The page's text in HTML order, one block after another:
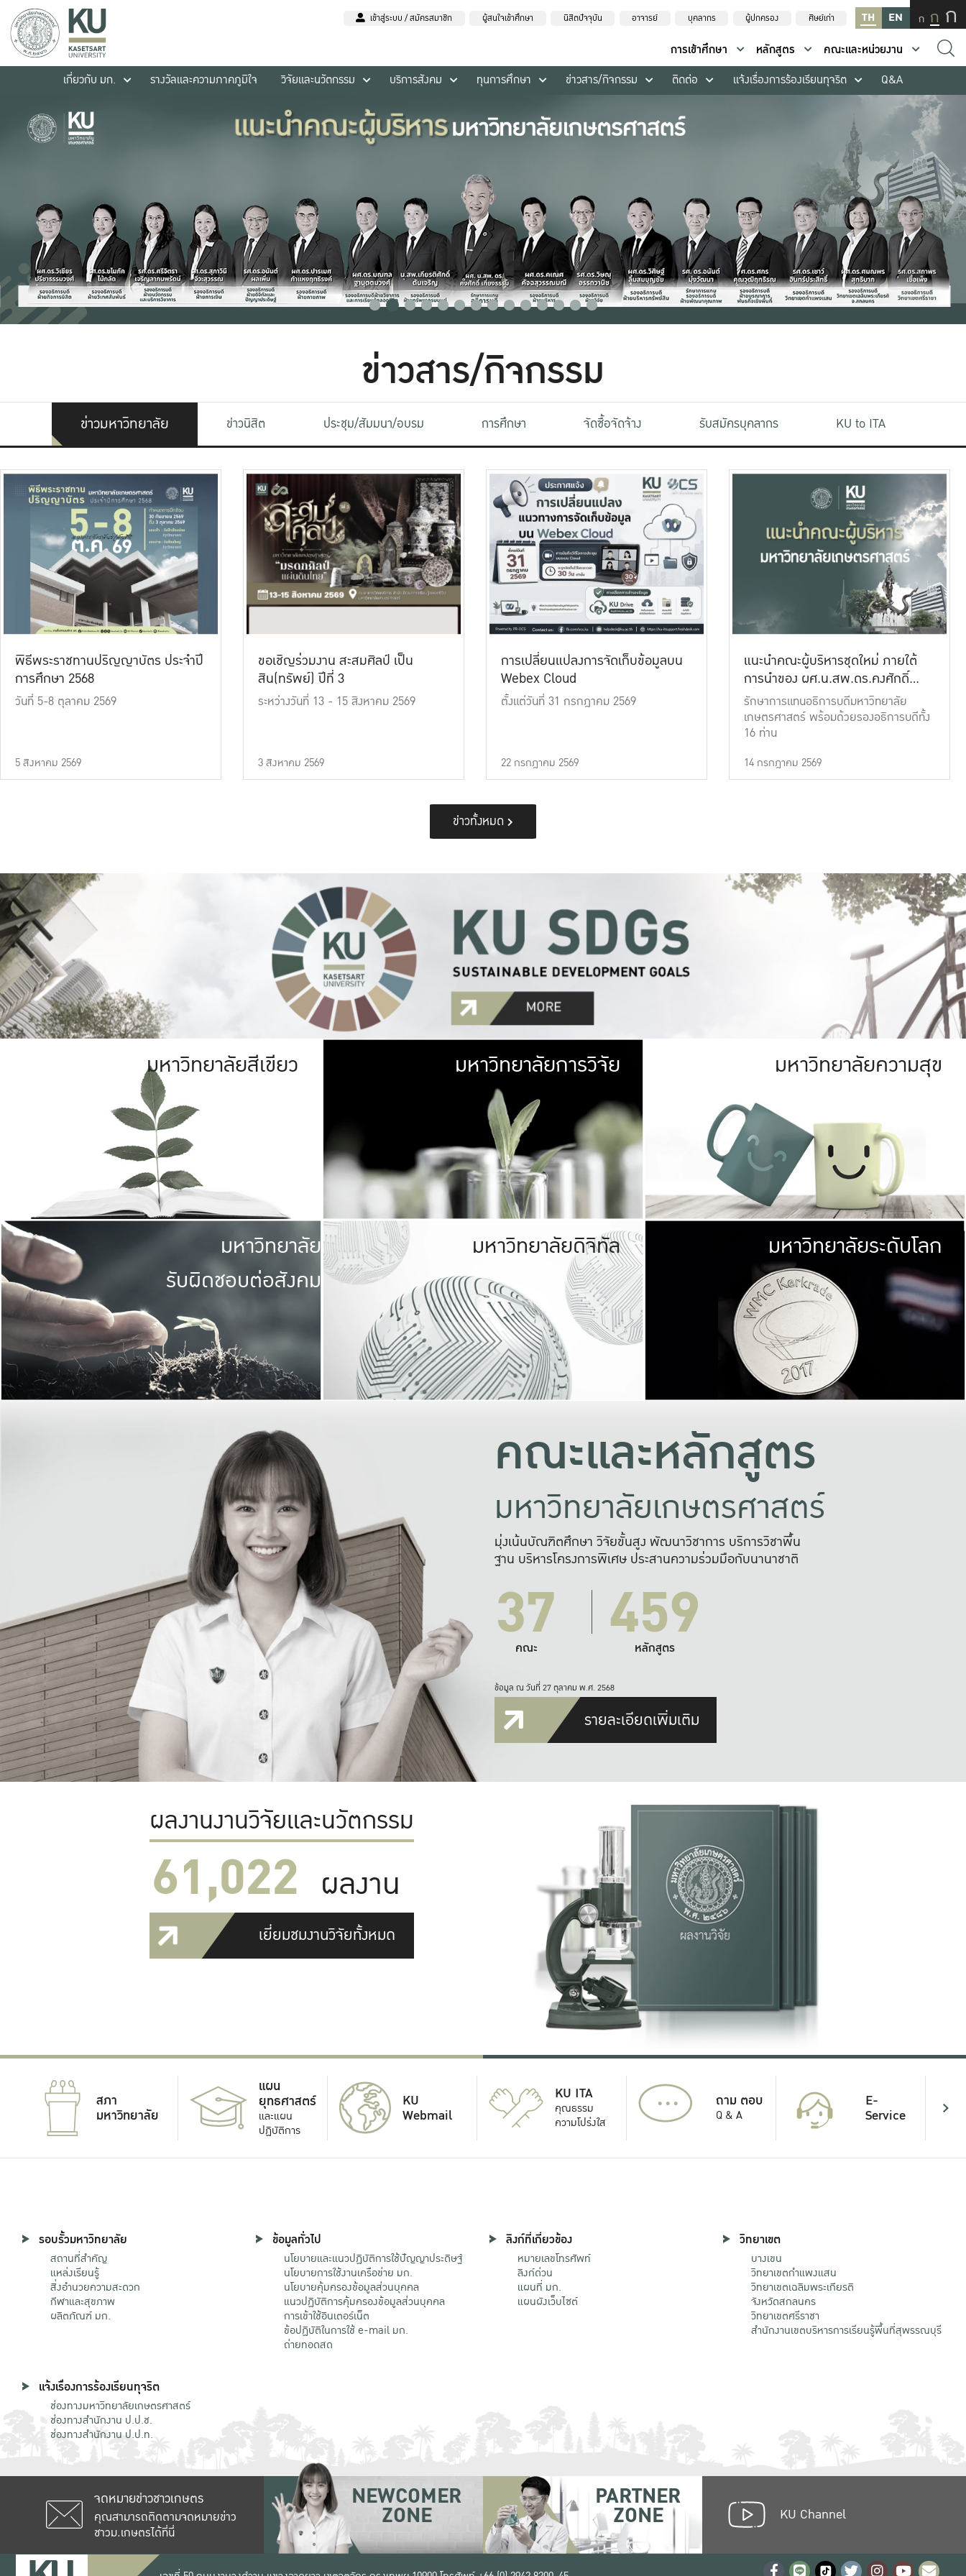
เข้าสู่ระบบ / สมัครสมาชิก ผู้สนใจเข้าศึกษา นิสิตปัจจุบัน อาจารย์ บุคลากร ผู้ปกครอง ศิษย์เก่า TH EN ก ก ก
การเข้าศึกษา หลักสูตร
คณะและหน่วยงาน
เกี่ยวกับ มก.
รางวัลและความภาคภูมิใจ วิจัยและนวัตกรรม บริการสังคม ทุนการศึกษา ข่าวสาร/กิจกรรม ติดต่อ แจ้งเรื่องการร้องเรียนทุจริต Q&A
ข่าวสาร/กิจกรรม
ข่าวมหาวิทยาลัย ข่าวนิสิต ประชุม/สัมมนา/อบรม การศึกษา จัดซื้อจัดจ้าง รับสมัครบุคลากร KU to ITA
พิธีพระราชทานปริญญาบัตร ประจำปี
การศึกษา 2568
วันที่ 5-8 ตุลาคม 2569
5 สิงหาคม 2569
ขอเชิญร่วมงาน สะสมศิลป์ เป็น
สิน(ทรัพย์) ปีที่ 3
ระหว่างวันที่ 13 - 15 สิงหาคม 2569
3 สิงหาคม 2569
การเปลี่ยนแปลงการจัดเก็บข้อมูลบน
Webex Cloud
ตั้งแต่วันที่ 31 กรกฎาคม 2569
22 กรกฎาคม 2569
แนะนำคณะผู้บริหารชุดใหม่ ภายใต้
การนำของ ผศ.น.สพ.ดร.คงศักดิ์
เที่ยงธรรม
รักษาการแทนอธิการบดีมหาวิทยาลัย
เกษตรศาสตร์ พร้อมด้วยรองอธิการบดีทั้ง
16 ท่าน
14 กรกฎาคม 2569
ข่าวทั้งหมด
มหาวิทยาลัยสีเขียว มหาวิทยาลัย
เกษตรศาสตร์ มีพื้นที่เขียวสดใส หนาแน่น
เป็นป่าในเมือง (URBAN FOREST)
เกษตรในเมือง (URBAN AGRICULTURE)
ที่นับรวมกันได้ประมาณ 1,400 ไร่
มหาวิทยาลัยการวิจัย มหาวิทยาลัย
ให้กับประชาชน
มหาวิทยาลัยความสุข
มหาวิทยาลัย
รับผิดชอบต่อสังคม
มหาวิทยาลัยรับผิดชอบต่อสังคม
ร่วมมือกับชุมชน เพื่อความกินดีอยู่ดี
และความสุขอย่างยั่งยืน
มองปัญหาในภาพกว้าง
แก้ไขจากปัญหาจุดเล็กๆ
มหาวิทยาลัยดิจิทัล มหาวิทยา
พร้อมที่จ
และผลักดันในการใช้ระบบส
เพื่อการทำงานแ
มหาวิทยาลัยระดับโลก
คณะและหลักสูตร
มหาวิทยาลัยเกษตรศาสตร์
มุ่งเน้นบัณฑิตศึกษา วิจัยขั้นสูง พัฒนาวิชาการ บริการวิชาพื้น
ฐาน บริหารโครงการพิเศษ ประสานความร่วมมือกับนานาชาติ
37
คณะ 459
หลักสูตร
ข้อมูล ณ วันที่ 27 ตุลาคม พ.ศ. 2568
รายละเอียดเพิ่มเติม
ผลงานงานวิจัยและนวัตกรรม
61,022 ผลงาน
เยี่ยมชมงานวิจัยทั้งหมด
สภา
มหาวิทยาลัย
แผน
ยุทธศาสตร์
และแผน
ปฏิบัติการ
KU
Webmail
KU ITA
คุณธรรม
ความโปร่งใส
... ถาม ตอบ
Q & A
E-
Service
รอบรั้วมหาวิทยาลัย
สถานที่สำคัญ
แหล่งเรียนรู้
สิ่งอำนวยความสะดวก
กีฬาและสุขภาพ
ผลิตภัณฑ์ มก.
ข้อมูลทั่วไป
นโยบายและแนวปฏิบัติการใช้ปัญญาประดิษฐ์
นโยบายการใช้งานเครือข่าย มก.
นโยบายคุ้มครองข้อมูลส่วนบุคคล
แนวปฏิบัติการคุ้มครองข้อมูลส่วนบุคคล
การเข้าใช้อินเตอร์เน็ต
ข้อปฏิบัติในการใช้ e-mail มก.
ถ่ายทอดสด
ลิงก์ที่เกี่ยวข้อง
หมายเลขโทรศัพท์
ลิงก์ด่วน
แผนที่ มก.
แผนผังเว็บไซต์
วิทยาเขต
บางเขน
วิทยาเขตกําแพงแสน
วิทยาเขตเฉลิมพระเกียรติ
จังหวัดสกลนคร
วิทยาเขตศรีราชา
สำนักงานเขตบริหารการเรียนรู้พื้นที่สุพรรณบุรี
แจ้งเรื่องการร้องเรียนทุจริต
ช่องทางมหาวิทยาลัยเกษตรศาสตร์
ช่องทางสำนักงาน ป.ป.ช.
ช่องทางสำนักงาน ป.ป.ท.
จดหมายข่าวชาวเกษตร
คุณสามารถติดตามจดหมายข่าว
ชาวม.เกษตรได้ที่นี่
NEWCOMER
ZONE
PARTNER
ZONE KU Channel